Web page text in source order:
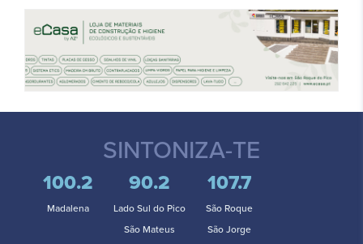
SINTONIZA-TE
100.2
Madalena
90.2
Lado Sul do Pico
São Mateus
107.7
São Roque
São Jorge